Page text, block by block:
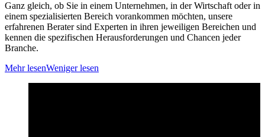
Ganz gleich, ob Sie in einem Unternehmen, in der Wirtschaft oder in
einem spezialisierten Bereich vorankommen möchten, unsere
erfahrenen Berater sind Experten in ihren jeweiligen Bereichen und
kennen die spezifischen Herausforderungen und Chancen jeder
Branche.
Mehr lesenWeniger lesen